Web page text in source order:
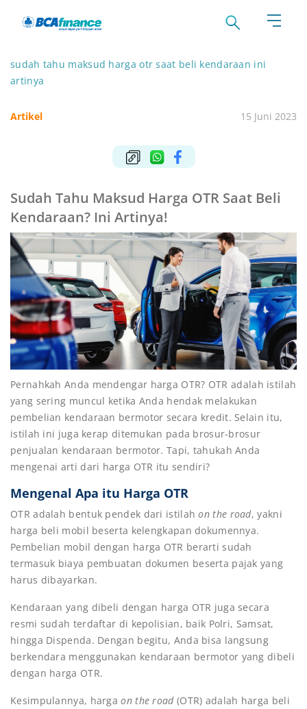
sudah tahu maksud harga otr saat beli kendaraan ini
artinya
Artikel 15 Juni 2023
Sudah Tahu Maksud Harga OTR Saat Beli
Kendaraan? Ini Artinya!
Pernahkah Anda mendengar harga OTR? OTR adalah istilah
yang sering muncul ketika Anda hendak melakukan
pembelian kendaraan bermotor secara kredit. Selain itu,
istilah ini juga kerap ditemukan pada brosur-brosur
penjualan kendaraan bermotor. Tapi, tahukah Anda
mengenai arti dari harga OTR itu sendiri?
Mengenal Apa itu Harga OTR
OTR adalah bentuk pendek dari istilahon the road, yakni
harga beli mobil beserta kelengkapan dokumennya.
Pembelian mobil dengan harga OTR berarti sudah
termasuk biaya pembuatan dokumen beserta pajak yang
harus dibayarkan.
Kendaraan yang dibeli dengan harga OTR juga secara
resmi sudah terdaftar di kepolisian, baik Polri, Samsat,
hingga Dispenda. Dengan begitu, Anda bisa langsung
berkendara menggunakan kendaraan bermotor yang dibeli
dengan harga OTR.
Kesimpulannya, hargaon the road(OTR) adalah harga beli